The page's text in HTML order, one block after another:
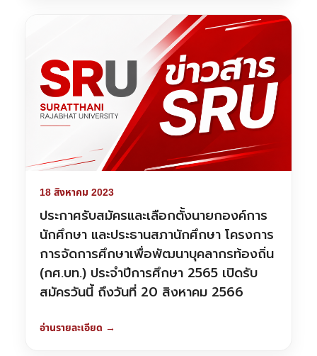
18 สิงหาคม 2023
ประกาศรับสมัครและเลือกตั้งนายกองค์การ
นักศึกษา และประธานสภานักศึกษา โครงการ
การจัดการศึกษาเพื่อพัฒนาบุคลากรท้องถิ่น
(กศ.บท.) ประจำปีการศึกษา 2565 เปิดรับ
สมัครวันนี้ ถึงวันที่ 20 สิงหาคม 2566
อ่านรายละเอียด →